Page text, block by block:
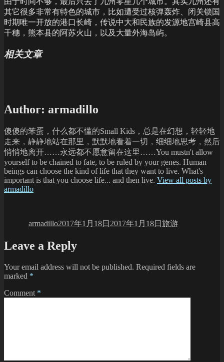
其它很多非常有特色的城市，比如遭受过核弹轰炸、闭关锁国
时期唯一开放的港口长崎，传说中大和民族的发源地宫崎县高
千穗，熊本县的阿苏火山，以及大量外海岛屿。
相关文章
Author: armadillo
傻傻的笨蛋，什么都不懂的Small Kids，总是在幻想，轻轻地
走来，静静地站在那里，默默地看着一切，细细地思考，然后
悄悄地离开……永远都不愿意留在这里……You mustn't allow
yourself to be chained to fate, to be ruled by your genes. Human
beings can choose the kind of life that they want to live. What's
important is that you choose life... and then live. View all posts by
armadillo
armadillo2017年1月18日 2017年1月18日 旅游
Leave a Reply
Your email address will not be published. Required fields are
marked *
Comment *